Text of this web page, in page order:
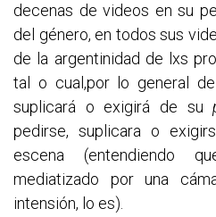
decenas de videos en su
del género, en todos sus
de la argentinidad de lxs
tal o cual,por lo general
suplicará o exigirá de su
pedirse, suplicara o
escena (entendiendo
mediatizado por una
intensión, lo es).